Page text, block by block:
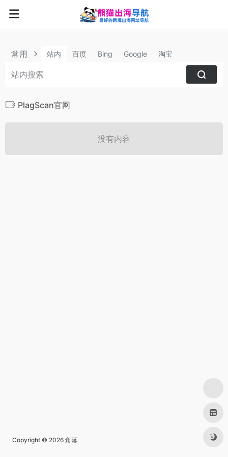
常用 站内 百度 Bing Google 淘宝
PlagScan官网
没有内容
Copyright © 2026 角落